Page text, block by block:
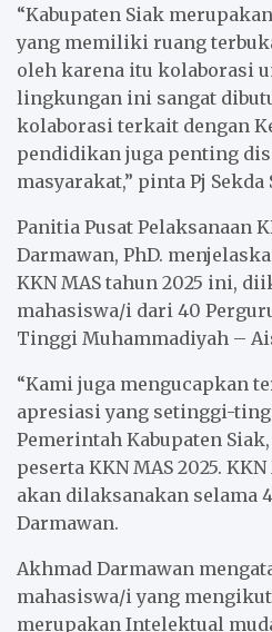
“Kabupaten Siak
yang memiliki ruang
oleh karena itu kolaborasi
lingkungan ini sangat
kolaborasi terkait dengan
pendidikan juga penting
masyarakat,” pinta Pj Sekda
Panitia Pusat Pelaksanaan
Darmawan, PhD.
KKN MAS tahun 2025 ini,
mahasiswa/i dari 40
Tinggi Muhammadiyah –
“Kami juga mengucapkan
apresiasi yang setinggi-
Pemerintah Kabupaten
peserta KKN MAS 2025.
akan dilaksanakan selama
Darmawan.
Akhmad Darmawan
mahasiswa/i yang
merupakan Intelektual